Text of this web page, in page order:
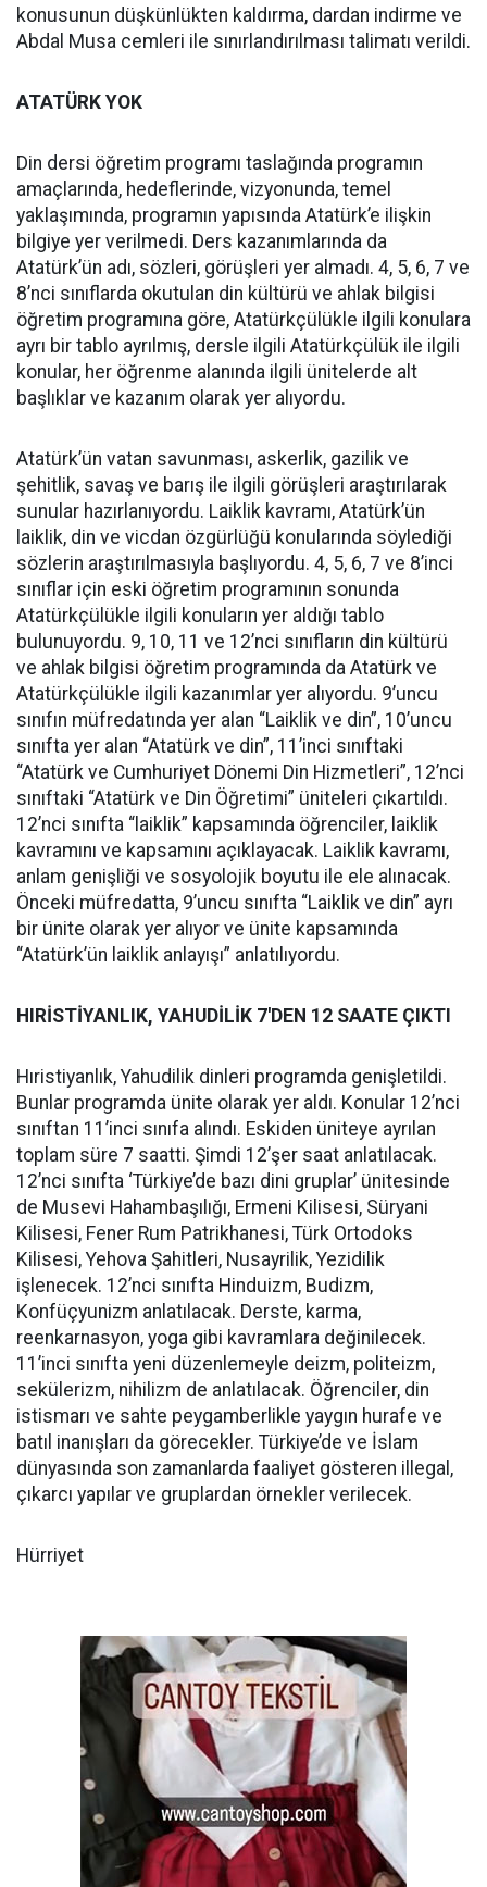
konusunun düşkünlükten kaldırma, dardan indirme ve
Abdal Musa cemleri ile sınırlandırılması talimatı verildi.
ATATÜRK YOK
Din dersi öğretim programı taslağında programın
amaçlarında, hedeflerinde, vizyonunda, temel
yaklaşımında, programın yapısında Atatürk’e ilişkin
bilgiye yer verilmedi. Ders kazanımlarında da
Atatürk’ün adı, sözleri, görüşleri yer almadı. 4, 5, 6, 7 ve
8’nci sınıflarda okutulan din kültürü ve ahlak bilgisi
öğretim programına göre, Atatürkçülükle ilgili konulara
ayrı bir tablo ayrılmış, dersle ilgili Atatürkçülük ile ilgili
konular, her öğrenme alanında ilgili ünitelerde alt
başlıklar ve kazanım olarak yer alıyordu.
Atatürk’ün vatan savunması, askerlik, gazilik ve
şehitlik, savaş ve barış ile ilgili görüşleri araştırılarak
sunular hazırlanıyordu. Laiklik kavramı, Atatürk’ün
laiklik, din ve vicdan özgürlüğü konularında söylediği
sözlerin araştırılmasıyla başlıyordu. 4, 5, 6, 7 ve 8’inci
sınıflar için eski öğretim programının sonunda
Atatürkçülükle ilgili konuların yer aldığı tablo
bulunuyordu. 9, 10, 11 ve 12’nci sınıfların din kültürü
ve ahlak bilgisi öğretim programında da Atatürk ve
Atatürkçülükle ilgili kazanımlar yer alıyordu. 9’uncu
sınıfın müfredatında yer alan “Laiklik ve din”, 10’uncu
sınıfta yer alan “Atatürk ve din”, 11’inci sınıftaki
“Atatürk ve Cumhuriyet Dönemi Din Hizmetleri”, 12’nci
sınıftaki “Atatürk ve Din Öğretimi” üniteleri çıkartıldı.
12’nci sınıfta “laiklik” kapsamında öğrenciler, laiklik
kavramını ve kapsamını açıklayacak. Laiklik kavramı,
anlam genişliği ve sosyolojik boyutu ile ele alınacak.
Önceki müfredatta, 9’uncu sınıfta “Laiklik ve din” ayrı
bir ünite olarak yer alıyor ve ünite kapsamında
“Atatürk’ün laiklik anlayışı” anlatılıyordu.
HIRİSTİYANLIK, YAHUDİLİK 7'DEN 12 SAATE ÇIKTI
Hıristiyanlık, Yahudilik dinleri programda genişletildi.
Bunlar programda ünite olarak yer aldı. Konular 12’nci
sınıftan 11’inci sınıfa alındı. Eskiden üniteye ayrılan
toplam süre 7 saatti. Şimdi 12’şer saat anlatılacak.
12’nci sınıfta ‘Türkiye’de bazı dini gruplar’ ünitesinde
de Musevi Hahambaşılığı, Ermeni Kilisesi, Süryani
Kilisesi, Fener Rum Patrikhanesi, Türk Ortodoks
Kilisesi, Yehova Şahitleri, Nusayrilik, Yezidilik
işlenecek. 12’nci sınıfta Hinduizm, Budizm,
Konfüçyunizm anlatılacak. Derste, karma,
reenkarnasyon, yoga gibi kavramlara değinilecek.
11’inci sınıfta yeni düzenlemeyle deizm, politeizm,
sekülerizm, nihilizm de anlatılacak. Öğrenciler, din
istismarı ve sahte peygamberlikle yaygın hurafe ve
batıl inanışları da görecekler. Türkiye’de ve İslam
dünyasında son zamanlarda faaliyet gösteren illegal,
çıkarcı yapılar ve gruplardan örnekler verilecek.
Hürriyet